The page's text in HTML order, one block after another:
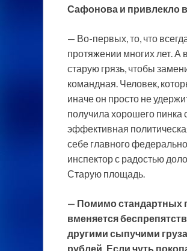
Сафонова и привлекло
— Во-первых, то, что
протяжении многих лет. А
старую грязь, чтобы
командная. Человек,
иначе он просто не
получила хорошего пинка
эффективная
себе главного
инспектор с радостью
Старую площадь.
— Помимо стандартных
вменяется
другими сыпучими
рублей. Если чуть